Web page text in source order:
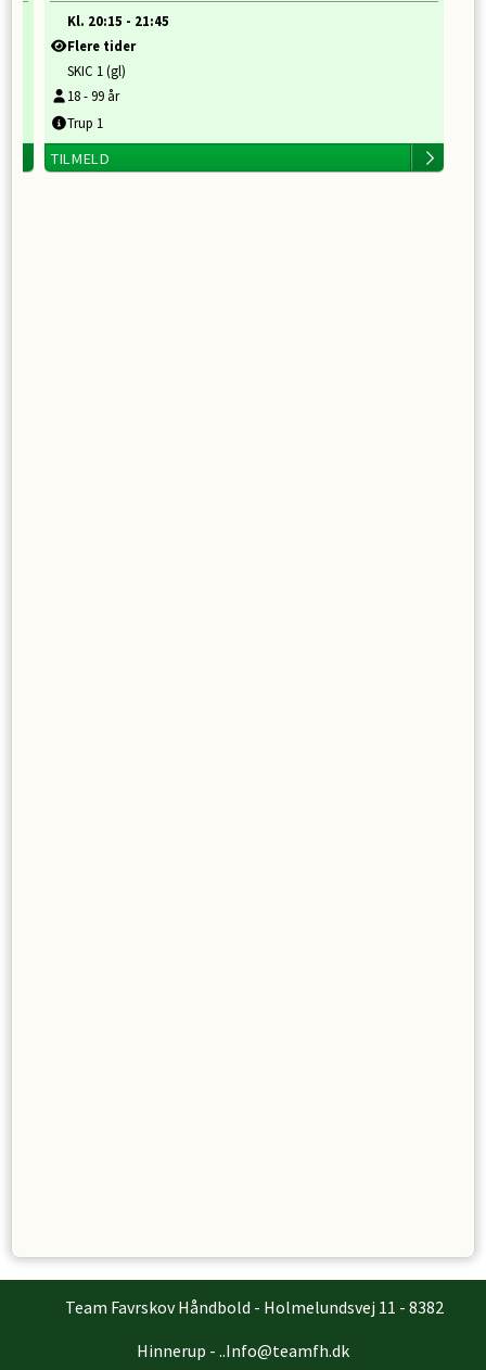
Kl. 20:15 - 21:45
Flere tider
SKIC 1 (gl)
18-99 år
Trup 1
TILMELD
Team Favrskov Håndbold - Holmelundsvej 11 - 8382
Hinnerup - ..Info@teamfh.dk